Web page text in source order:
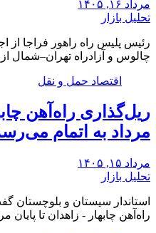
مرداد ۱۶, ۱۴۰۵
تحلیل بازار
رئیس پلیس راه راهور فراجا از
چالوس و آزادراه تهران–شمال
اقتصاد حمل و نقل
ریل‌گذاری راه‌آهن
مرداد به اتمام
مرداد ۱۵, ۱۴۰۵
تحلیل بازار
استاندار سیستان و بلوچستان
راه‌آهن چابهار - زاهدان تا پایان